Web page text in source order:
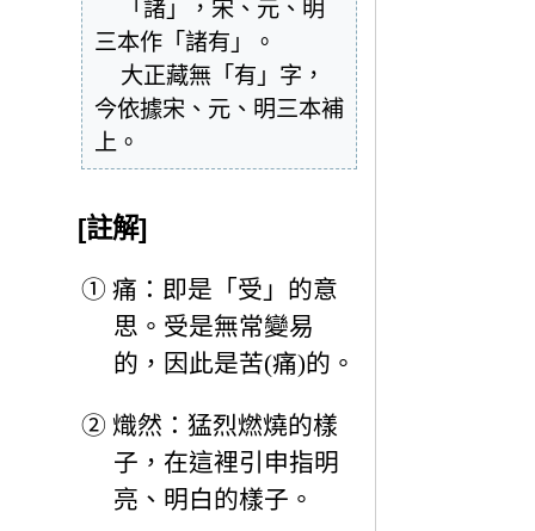
三本作「諸有」。
今依據宋、元、明三本補
上。
[註解]
① 痛：即是「受」的意
思。受是無常變易
的，因此是苦(痛)的。
② 熾然：猛烈燃燒的樣
子，在這裡引申指明
亮、明白的樣子。